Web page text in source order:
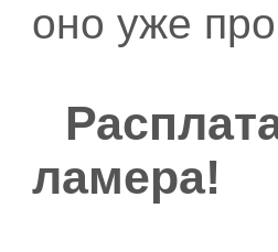
оно уже
ламера!